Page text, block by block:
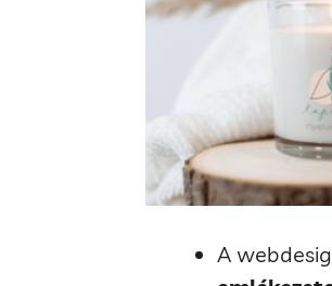
A